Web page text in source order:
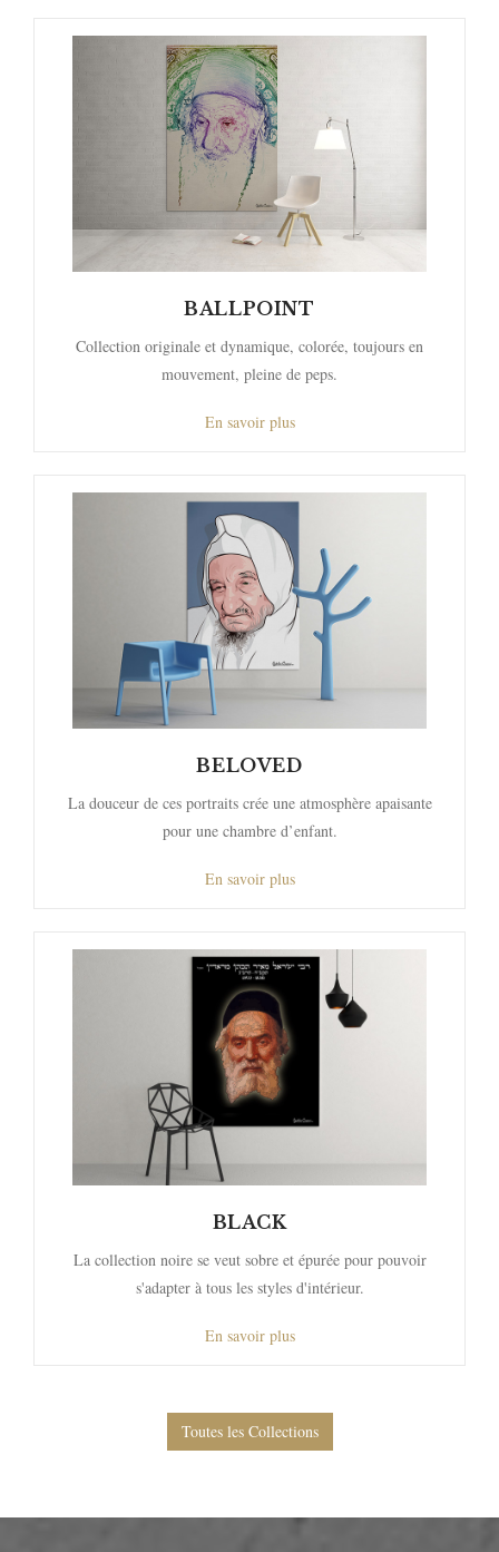
BALLPOINT
Collection originale et dynamique, colorée, toujours en
mouvement, pleine de peps.
En savoir plus
BELOVED
La douceur de ces portraits crée une atmosphère apaisante
pour une chambre d’enfant.
En savoir plus
BLACK
La collection noire se veut sobre et épurée pour pouvoir
s'adapter à tous les styles d'intérieur.
En savoir plus
Toutes les Collections